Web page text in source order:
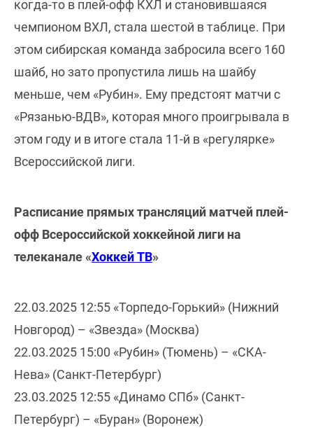
когда-то в плей-офф КХЛ и становившаяся
чемпионом ВХЛ, стала шестой в таблице. При
этом сибирская команда забросила всего 160
шайб, но зато пропустила лишь на шайбу
меньше, чем «Рубин». Ему предстоят матчи с
«Рязанью-ВДВ», которая много проигрывала в
этом году и в итоге стала 11-й в «регулярке»
Всероссийской лиги.
Расписание прямых трансляций матчей плей-
офф Всероссийской хоккейной лиги на
телеканале «Хоккей ТВ»
22.03.2025 12:55 «Торпедо-Горький» (Нижний
Новгород) – «Звезда» (Москва)
22.03.2025 15:00 «Рубин» (Тюмень) – «СКА-
Нева» (Санкт-Петербург)
23.03.2025 12:55 «Динамо СПб» (Санкт-
Петербург) – «Буран» (Воронеж)